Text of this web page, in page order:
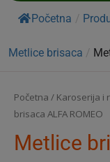
Početna /
Metlice brisaca /
Početna / Karoserija i
brisaca ALFA ROMEO
Metlice